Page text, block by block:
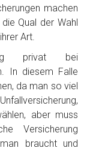
machen
Qual der Wahl
Art.
privat bei
In diesem Falle
da man so viel
aber muss
Versicherung
braucht und